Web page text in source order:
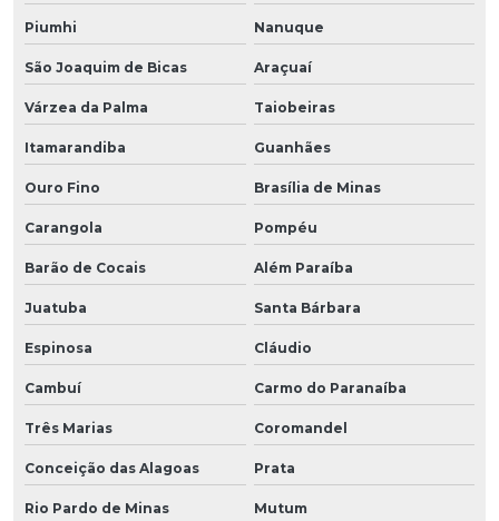
Piumhi Nanuque
São Joaquim de Bicas Araçuaí
Várzea da Palma Taiobeiras
Itamarandiba Guanhães
Ouro Fino Brasília de Minas
Carangola Pompéu
Barão de Cocais Além Paraíba
Juatuba Santa Bárbara
Espinosa Cláudio
Cambuí Carmo do Paranaíba
Três Marias Coromandel
Conceição das Alagoas Prata
Rio Pardo de Minas Mutum